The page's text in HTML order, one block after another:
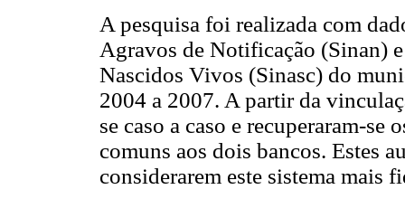
A pesquisa foi realizada com
Agravos de Notificação (Sinan)
Nascidos Vivos (Sinasc) do
2004 a 2007. A partir da
se caso a caso e recuperaram-se
comuns aos dois bancos. Estes
considerarem este sistema mais